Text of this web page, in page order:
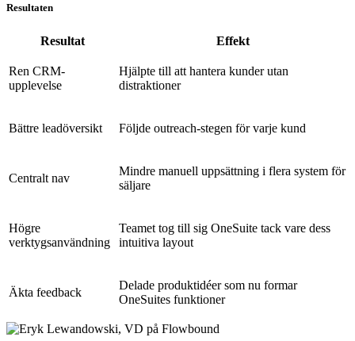
Resultaten
Resultat Effekt
Ren CRM-
upplevelse
Hjälpte till att hantera kunder utan
distraktioner
Bättre leadöversikt Följde outreach-stegen för varje kund
Centralt nav
Mindre manuell uppsättning i flera system för
säljare
Högre
verktygsanvändning
Teamet tog till sig OneSuite tack vare dess
intuitiva layout
Äkta feedback
Delade produktidéer som nu formar
OneSuites funktioner